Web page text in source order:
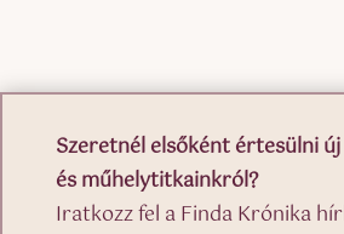
Szeretnél elsőként értesülni
és műhelytitkainkról?
Iratkozz fel a Finda Krónika